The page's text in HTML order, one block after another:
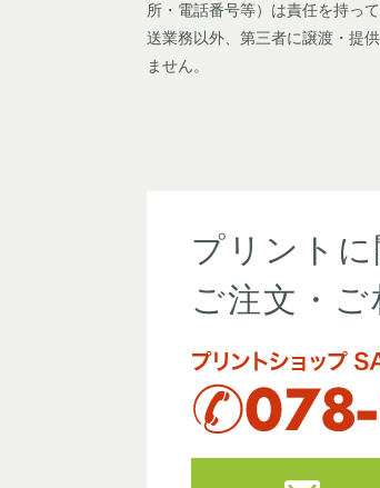
所・電話番号等）は責任を持っ
送業務以外、第三者に譲渡・提
ません。
プリント
ご注文・